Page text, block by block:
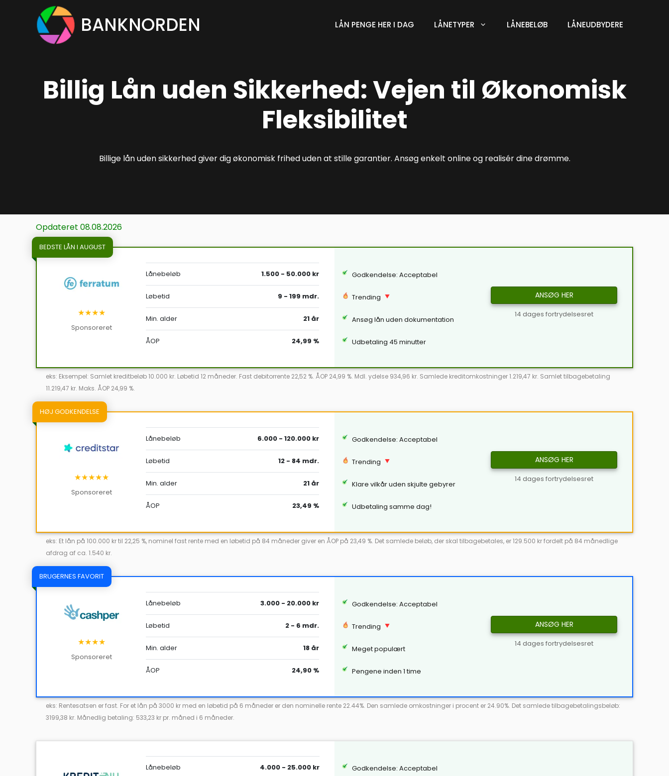
BANKNORDEN LÅN PENGE HER I DAG LÅNETYPER LÅNEBELØB LÅNEUDBYDERE
Billig Lån uden Sikkerhed: Vejen til Økonomisk
Fleksibilitet
Billige lån uden sikkerhed giver dig økonomisk frihed uden at stille garantier. Ansøg enkelt online og realisér dine drømme.
Opdateret 08.08.2026
BEDSTE LÅN I AUGUST
★★★★
Sponsoreret
Lånebeløb 1.500 - 50.000 kr
Løbetid 9 - 199 mdr.
Min. alder 21 år
ÅOP 24,99 %
Godkendelse: Acceptabel
Trending
Ansøg lån uden dokumentation
Udbetaling 45 minutter
ANSØG HER
14 dages fortrydelsesret
eks: Eksempel: Samlet kreditbeløb 10.000 kr. Løbetid 12 måneder. Fast debitorrente 22,52 %. ÅOP 24,99 %. Mdl. ydelse 934,96 kr. Samlede kreditomkostninger 1.219,47 kr. Samlet tilbagebetaling
11.219,47 kr. Maks. ÅOP 24,99 %.
HØJ GODKENDELSE
★★★★★
Sponsoreret
Lånebeløb 6.000 - 120.000 kr
Løbetid 12 - 84 mdr.
Min. alder 21 år
ÅOP 23,49 %
Godkendelse: Acceptabel
Trending
Klare vilkår uden skjulte gebyrer
Udbetaling samme dag!
ANSØG HER
14 dages fortrydelsesret
eks: Et lån på 100.000 kr til 22,25 %, nominel fast rente med en løbetid på 84 måneder giver en ÅOP på 23,49 %. Det samlede beløb, der skal tilbagebetales, er 129.500 kr fordelt på 84 månedlige
afdrag af ca. 1.540 kr.
BRUGERNES FAVORIT
★★★★
Sponsoreret
Lånebeløb 3.000 - 20.000 kr
Løbetid 2 - 6 mdr.
Min. alder 18 år
ÅOP 24,90 %
Godkendelse: Acceptabel
Trending
Meget populært
Pengene inden 1 time
ANSØG HER
14 dages fortrydelsesret
eks: Rentesatsen er fast. For et lån på 3000 kr med en løbetid på 6 måneder er den nominelle rente 22.44%. Den samlede omkostninger i procent er 24.90%. Det samlede tilbagebetalingsbeløb:
3199,38 kr. Månedlig betaling: 533,23 kr pr. måned i 6 måneder.
Lånebeløb 4.000 - 25.000 kr Godkendelse: Acceptabel